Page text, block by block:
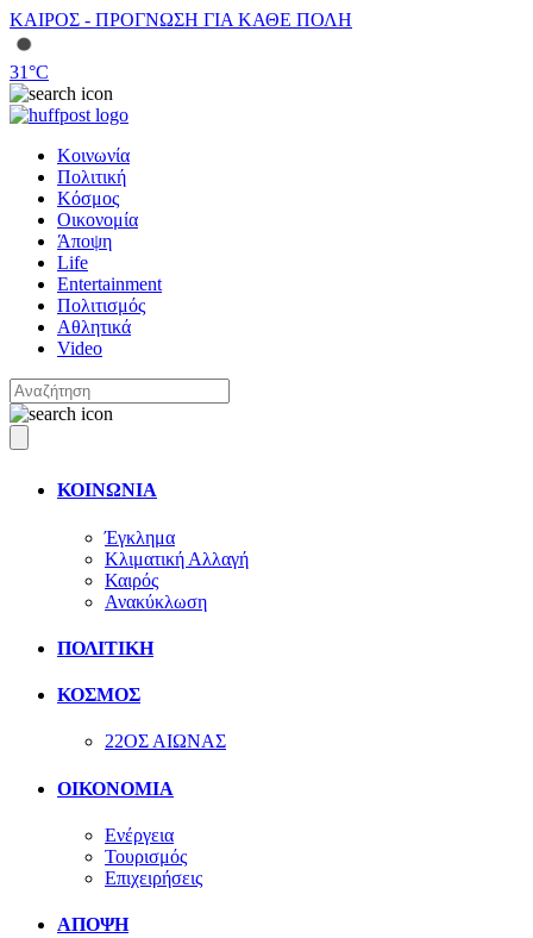
ΚΑΙΡΟΣ - ΠΡΟΓΝΩΣΗ ΓΙΑ ΚΑΘΕ ΠΟΛΗ
31°C
Κοινωνία
Πολιτική
Κόσμος
Οικονομία
Άποψη
Life
Entertainment
Πολιτισμός
Αθλητικά
Video
ΚΟΙΝΩΝΙΑ
Έγκλημα
Κλιματική Αλλαγή
Καιρός
Ανακύκλωση
ΠΟΛΙΤΙΚΗ
ΚΟΣΜΟΣ
22ΟΣ ΑΙΩΝΑΣ
ΟΙΚΟΝΟΜΙΑ
Ενέργεια
Τουρισμός
Επιχειρήσεις
ΑΠΟΨΗ